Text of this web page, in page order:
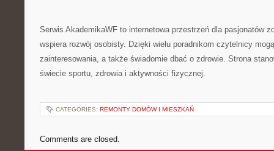
Serwis AkademikaWF to internetowa przestrzeń dla pasjonatów
wspiera rozwój osobisty. Dzięki wielu poradnikom czytelnicy
zainteresowania, a także świadomie dbać o zdrowie. Strona
świecie sportu, zdrowia i aktywności fizycznej.
CATEGORIES: REMONTY DOMÓW I MIESZKAŃ
Comments are closed.